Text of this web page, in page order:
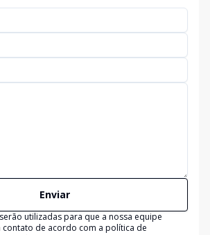
Enviar
utilizadas para que a nossa equipe
de acordo com a política de